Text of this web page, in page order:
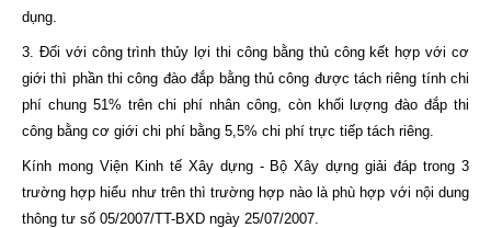
dụng.
3. Đối với công trình thủy lợi thi công bằng thủ công kết hợp với cơ
giới thì phần thi công đào đắp bằng thủ công được tách riêng tính chi
phí chung 51% trên chi phí nhân công, còn khối lượng đào đắp thi
công bằng cơ giới chi phí bằng 5,5% chi phí trực tiếp tách riêng.
Kính mong Viện Kinh tế Xây dựng - Bộ Xây dựng giải đáp trong 3
trường hợp hiểu như trên thì trường hợp nào là phù hợp với nội dung
thông tư số 05/2007/TT-BXD ngày 25/07/2007.